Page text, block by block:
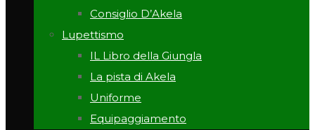
Consiglio D’Akela
Lupettismo
IL Libro della Giungla
La pista di Akela
Uniforme
Equipaggiamento